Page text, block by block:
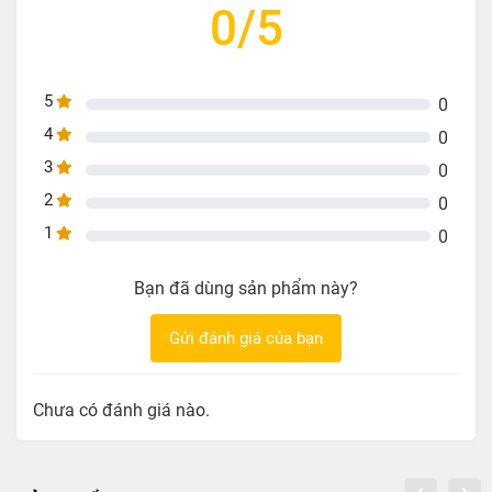
0/5
5 0
4 0
3 0
2 0
1 0
Bạn đã dùng sản phẩm này?
Gửi đánh giá của bạn
Chưa có đánh giá nào.